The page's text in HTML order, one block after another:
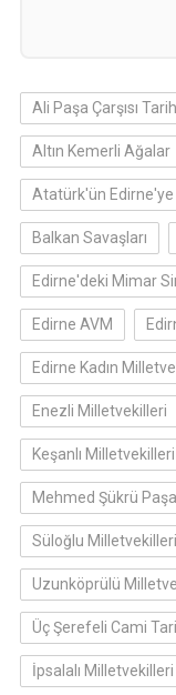
Ali Paşa Çarşısı
Altın Kemerli Ağalar
Atatürk'ün Edirne'ye
Balkan Savaşları
Edirne'deki Mimar
Edirne AVM
Edirne Kadın
Enezli Milletvekilleri
Keşanlı Milletvekilleri
Mehmed Şükrü Paşa
Süloğlu Milletvekilleri
Uzunköprülü
Üç Şerefeli Cami
İpsalalı Milletvekilleri